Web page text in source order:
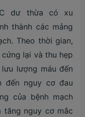
C dư thừa có xu
thành các mảng
Theo thời gian,
lại và thu hẹp
lượng máu đến
đến nguy cơ đau
của bệnh mạch
tăng nguy cơ mắc